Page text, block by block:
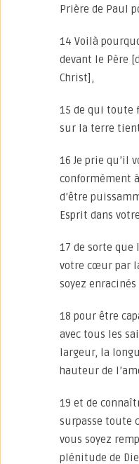
Prière de Paul
14 Voilà
devant le Père
Christ],
15 de qui toute
sur la terre
16 Je prie qu’il
conformément
d’être
Esprit dans
17 de sorte que
votre cœur par
soyez
18 pour être
avec tous les
largeur, la
hauteur de
19 et de
surpasse toute
vous soyez
plénitude de